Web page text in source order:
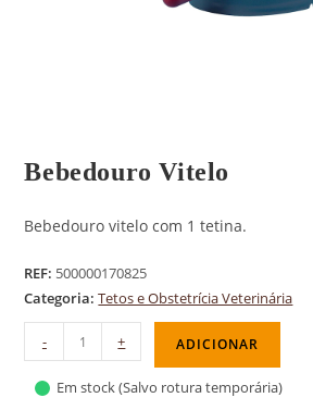
Bebedouro Vitelo
Bebedouro vitelo com 1 tetina.
REF: 500000170825
Categoria:Tetos e Obstetrícia Veterinária
- + ADICIONAR
Em stock (Salvo rotura temporária)